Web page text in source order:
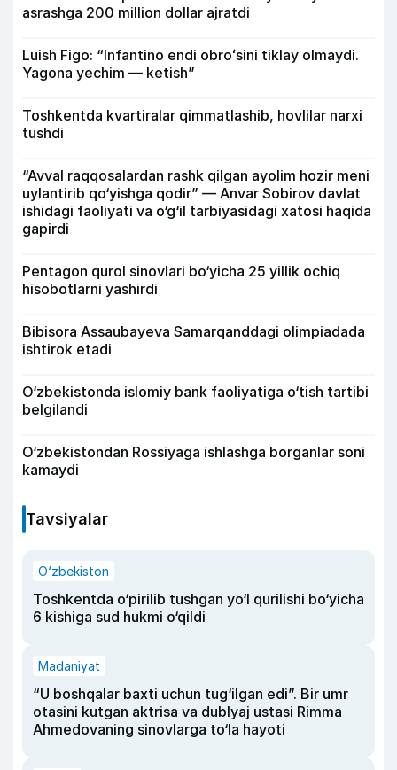
asrashga 200 million dollar ajratdi
Luish Figo: “Infantino endi obroʻsini tiklay olmaydi.
Yagona yechim — ketish”
Toshkentda kvartiralar qimmatlashib, hovlilar narxi
tushdi
“Avval raqqosalardan rashk qilgan ayolim hozir meni
uylantirib qo‘yishga qodir” — Anvar Sobirov davlat
ishidagi faoliyati va o‘g‘il tarbiyasidagi xatosi haqida
gapirdi
Pentagon qurol sinovlari bo‘yicha 25 yillik ochiq
hisobotlarni yashirdi
Bibisora Assaubayeva Samarqanddagi olimpiadada
ishtirok etadi
O‘zbekistonda islomiy bank faoliyatiga o‘tish tartibi
belgilandi
O‘zbekistondan Rossiyaga ishlashga borganlar soni
kamaydi
Tavsiyalar
O‘zbekiston
Toshkentda o‘pirilib tushgan yo‘l qurilishi bo‘yicha
6 kishiga sud hukmi o‘qildi
Madaniyat
“U boshqalar baxti uchun tug‘ilgan edi”. Bir umr
otasini kutgan aktrisa va dublyaj ustasi Rimma
Ahmedovaning sinovlarga to‘la hayoti